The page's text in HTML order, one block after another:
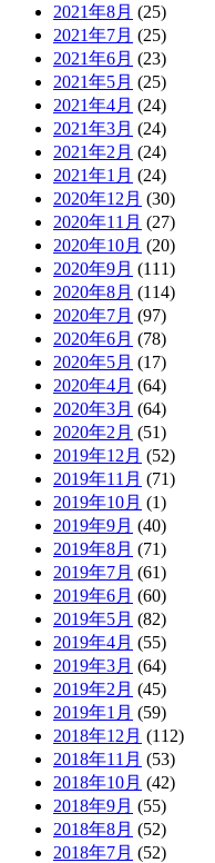
2021年8月 (25)
2021年7月 (25)
2021年6月 (23)
2021年5月 (25)
2021年4月 (24)
2021年3月 (24)
2021年2月 (24)
2021年1月 (24)
2020年12月 (30)
2020年11月 (27)
2020年10月 (20)
2020年9月 (111)
2020年8月 (114)
2020年7月 (97)
2020年6月 (78)
2020年5月 (17)
2020年4月 (64)
2020年3月 (64)
2020年2月 (51)
2019年12月 (52)
2019年11月 (71)
2019年10月 (1)
2019年9月 (40)
2019年8月 (71)
2019年7月 (61)
2019年6月 (60)
2019年5月 (82)
2019年4月 (55)
2019年3月 (64)
2019年2月 (45)
2019年1月 (59)
2018年12月 (112)
2018年11月 (53)
2018年10月 (42)
2018年9月 (55)
2018年8月 (52)
2018年7月 (52)